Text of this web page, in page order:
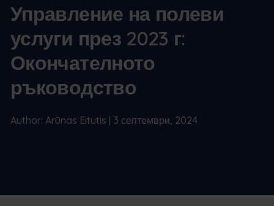
Управление на полеви
услуги през 2023 г:
Окончателното
ръководство
Author: Arūnas Eitutis | 3 септември, 2024